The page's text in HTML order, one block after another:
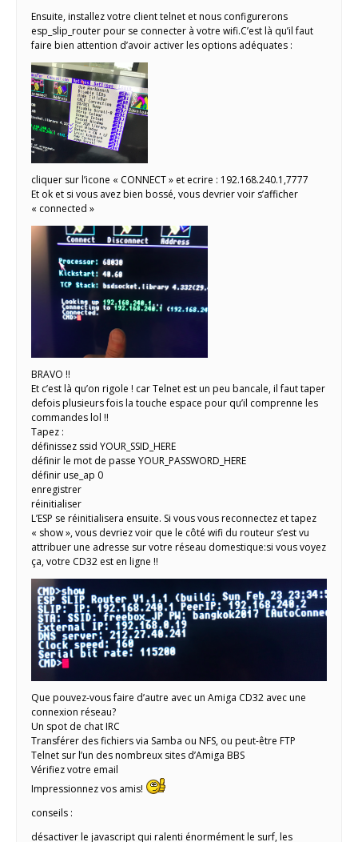
Ensuite, installez votre client telnet et nous configurerons
esp_slip_router pour se connecter à votre wifi.C’est là qu’il faut
faire bien attention d’avoir activer les options adéquates :
cliquer sur l’icone « CONNECT » et ecrire : 192.168.240.1,7777
Et ok et si vous avez bien bossé, vous devrier voir s’afficher
« connected »
BRAVO !!
Et c’est là qu’on rigole ! car Telnet est un peu bancale, il faut taper
defois plusieurs fois la touche espace pour qu’il comprenne les
commandes lol !!
Tapez :
définissez ssid YOUR_SSID_HERE
définir le mot de passe YOUR_PASSWORD_HERE
définir use_ap 0
enregistrer
réinitialiser
L’ESP se réinitialisera ensuite. Si vous vous reconnectez et tapez
« show », vous devriez voir que le côté wifi du routeur s’est vu
attribuer une adresse sur votre réseau domestique:si vous voyez
ça, votre CD32 est en ligne !!
Que pouvez-vous faire d’autre avec un Amiga CD32 avec une
connexion réseau?
Un spot de chat IRC
Transférer des fichiers via Samba ou NFS, ou peut-être FTP
Telnet sur l’un des nombreux sites d’Amiga BBS
Vérifiez votre email
Impressionnez vos amis!
conseils :
désactiver le javascript qui ralenti énormément le surf, les